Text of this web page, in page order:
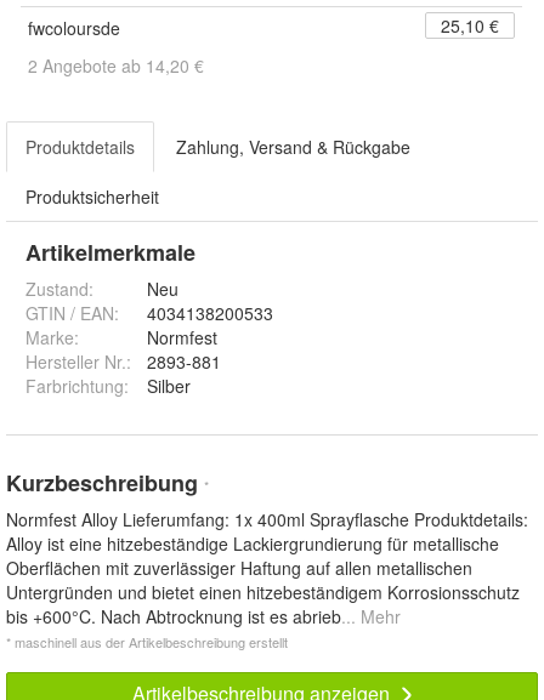
fwcoloursde
25,10 €
2 Angebote ab 14,20 €
Produktdetails Zahlung, Versand & Rückgabe
Produktsicherheit
Artikelmerkmale
Zustand:
Neu
GTIN / EAN:
4034138200533
Marke:
Normfest
Hersteller Nr.:
2893-881
Farbrichtung: Silber
Kurzbeschreibung *
Normfest Alloy Lieferumfang: 1x 400ml Sprayflasche Produktdetails:
Alloy ist eine hitzebeständige Lackiergrundierung für metallische
Oberflächen mit zuverlässiger Haftung auf allen metallischen
Untergründen und bietet einen hitzebeständigem Korrosionsschutz
bis +600°C. Nach Abtrocknung ist es abrieb... Mehr
* maschinell aus der Artikelbeschreibung erstellt
Artikelbeschreibung anzeigen